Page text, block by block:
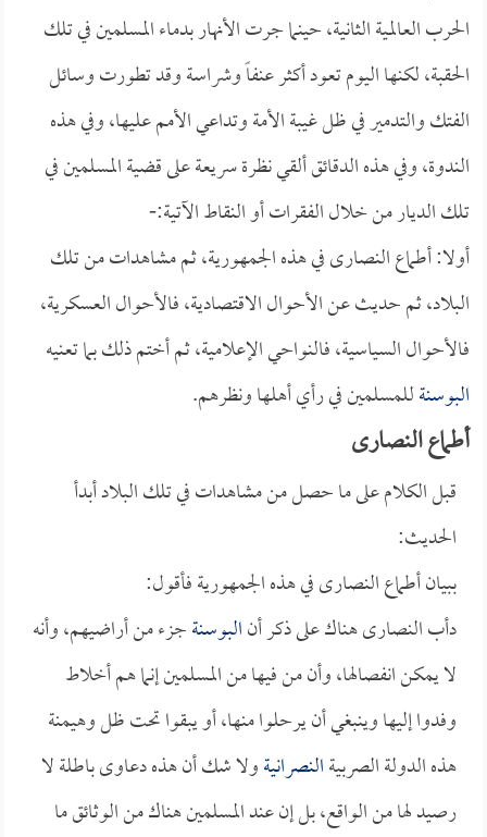
الحرب العالمية الثانية، حينما جرت الأنهار بدماء المسلمين في تلك
الحقبة، لكنها اليوم تعود أكثر عنفاً وشراسة وقد تطورت وسائل
الفتك والتدمير في ظل غيبة الأمة وتداعي الأمم عليها، وفي هذه
الندوة، وفي هذه الدقائق ألقي نظرة سريعة على قضية المسلمين في
تلك الديار من خلال الفقرات أو النقاط الآتية:-
أولا: أطماع النصارى في هذه الجمهورية، ثم مشاهدات من تلك
البلاد، ثم حديث عن الأحوال الاقتصادية، فالأحوال العسكرية،
فالأحوال السياسية، فالنواحي الإعلامية، ثم أختم ذلك بما تعنيه
البوسنةللمسلمين في رأي أهلها ونظرهم.
أطماع النصارى
قبل الكلام على ما حصل من مشاهدات في تلك البلاد أبدأ
الحديث:
ببيان أطماع النصارى في هذه الجمهورية فأقول:
دأب النصارى هناك على ذكر أنالبوسنةجزء من أراضيهم، وأنه
لا يمكن انفصالها، وأن من فيها من المسلمين إنما هم أخلاط
وفدوا إليها وينبغي أن يرحلوا منها، أو يبقوا تحت ظل وهيمنة
هذه الدولة الصربيةالنصرانيةولا شك أن هذه دعاوى باطلة لا
رصيد لها من الواقع، بل إن عند المسلمين هناك من الوثائق ما